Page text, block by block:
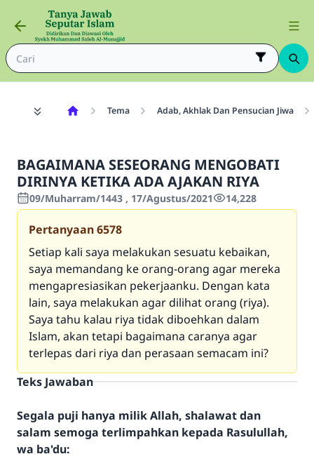
Tema Adab, Akhlak Dan Pensucian Jiwa
BAGAIMANA SESEORANG MENGOBATI
DIRINYA KETIKA ADA AJAKAN RIYA
09/Muharram/1443 , 17/Agustus/2021 14,228
Pertanyaan6578
Setiap kali saya melakukan sesuatu kebaikan,
saya memandang ke orang-orang agar mereka
mengapresiasikan pekerjaanku. Dengan kata
lain, saya melakukan agar dilihat orang (riya).
Saya tahu kalau riya tidak diboehkan dalam
Islam, akan tetapi bagaimana caranya agar
terlepas dari riya dan perasaan semacam ini?
Teks Jawaban
Segala puji hanya milik Allah, shalawat dan
salam semoga terlimpahkan kepada Rasulullah,
wa ba'du: